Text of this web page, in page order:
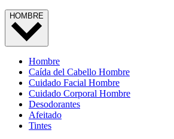
HOMBRE
Hombre
Caída del Cabello Hombre
Cuidado Facial Hombre
Cuidado Corporal Hombre
Desodorantes
Afeitado
Tintes